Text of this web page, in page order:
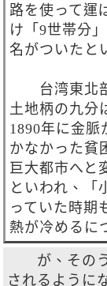
路を使って運
け「9世帯分
名がついたと
台湾東北部
土地柄の九分
1890年に金脈
かなかった貧
巨大都市へと
といわれ、「
っていた時期
熱が冷めるに
が、そのう
されるように